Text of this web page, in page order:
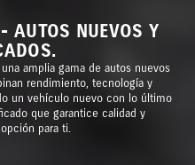
AUTOS NUEVOS Y
amplia gama de autos nuevos
rendimiento, tecnología y
un vehículo nuevo con lo último
que garantice calidad y
para ti.